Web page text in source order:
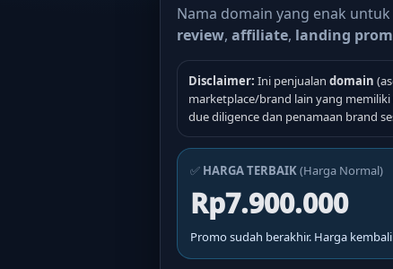
Nama domain yang enak
review, affiliate, landing
Disclaimer: Ini penjualan domain
marketplace/brand lain yang
due diligence dan penamaan brand
✅ HARGA TERBAIK(Harga Normal)
Rp7.900.000
Promo sudah berakhir. Harga